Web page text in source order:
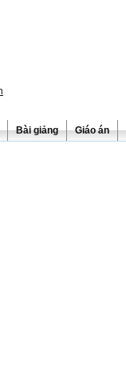
Bài giảng Giáo án